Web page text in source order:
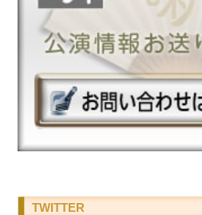
TWITTER